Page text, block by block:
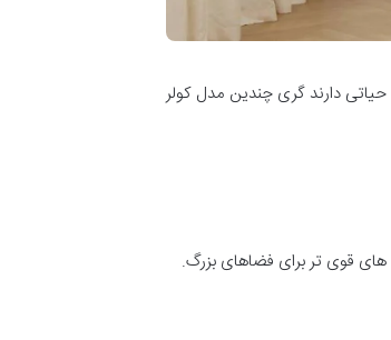
دارند گری چندین مدل کولر
قوی تر برای فضاهای بزرگ.